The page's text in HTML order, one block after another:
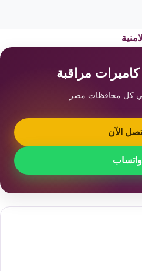
مراقبة
كل محافظات مصر
الآن